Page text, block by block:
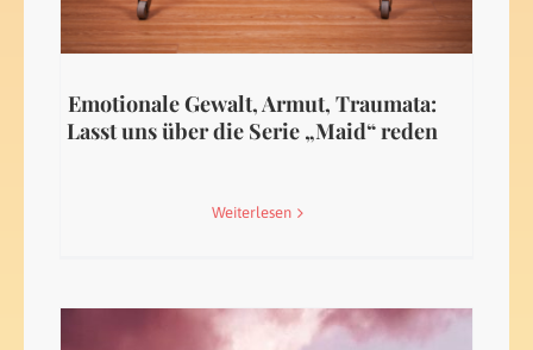
Emotionale Gewalt, Armut, Traumata:
Lasst uns über die Serie „Maid“ reden
Weiterlesen